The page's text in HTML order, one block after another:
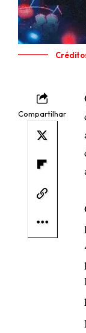
Compartilhar